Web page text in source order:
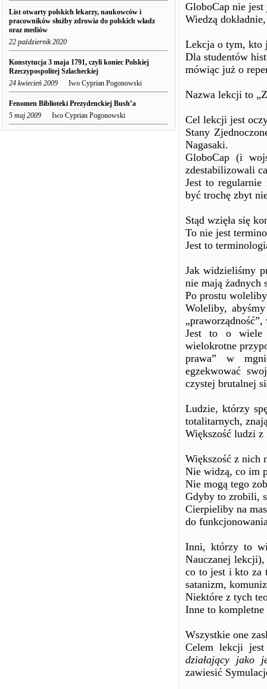
List otwarty polskich lekarzy, naukowców i
pracowników służby zdrowia do polskich władz
oraz mediów
22 październik 2020
Konstytucja 3 maja 1791, czyli koniec Polskiej
Rzeczypospolitej Szlacheckiej
24 kwiecień 2009 Iwo Cyprian Pogonowski
Fenomen Biblioteki Prezydenckiej Bush’a
5 maj 2009 Iwo Cyprian Pogonowski
GloboCap nie jest
Wiedzą
Lekcja o tym, kto
Dla studentów
mówiąc już o
Nazwa lekcji to
Cel lekcji jest
Stany
Nagasaki.
GloboCap (i
zdestabilizowali
Jest to regularnie
być trochę zbyt
Stąd wzięła się
To nie jest
Jest to
Jak widzieliśmy
nie mają żadnych
Po prostu
Woleliby,
Jest to o wiele
wielokrotne
prawa” w
egzekwować
czystej brutalnej
Ludzie, którzy
totalitarnych,
Większość ludzi z
Większość z nich
Nie widzą, co im
Nie mogą tego
Gdyby to zrobili,
Cierpieliby na
do
Inni, którzy to
Nauczanej
co to jest i kto za
satanizm,
Niektóre z tych
Inne to
Wszystkie one
Celem lekcji
działający jako
zawiesić